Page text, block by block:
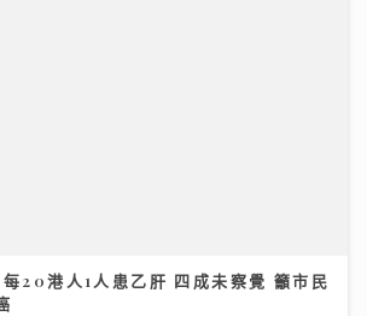
20港人1人患乙肝 四成未察覺 籲市民